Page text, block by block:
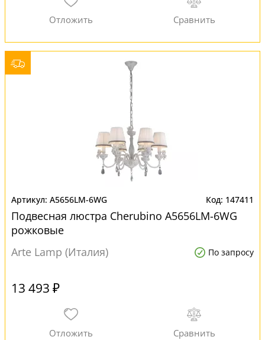
A5656LM-6WG 147411
Подвесная люстра Cherubino A5656LM-6WG
рожковые
Arte Lamp (Италия)
По запросу
13 493 ₽